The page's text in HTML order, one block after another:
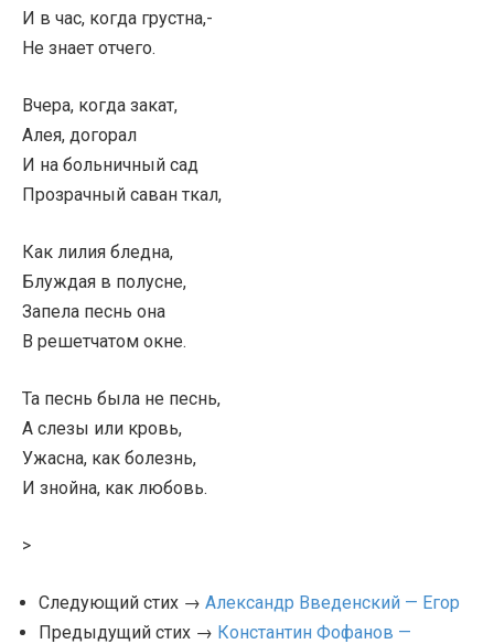
И в час, когда грустна,-
Не знает отчего.
Вчера, когда закат,
Алея, догорал
И на больничный сад
Прозрачный саван ткал,
Как лилия бледна,
Блуждая в полусне,
Запела песнь она
В решетчатом окне.
Та песнь была не песнь,
А слезы или кровь,
Ужасна, как болезнь,
И знойна, как любовь.
>
Следующий стих → Александр Введенский — Егор
Предыдущий стих → Константин Фофанов —